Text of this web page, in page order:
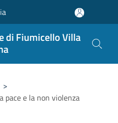
di Fiumicello Villa
>
pace e la non violenza